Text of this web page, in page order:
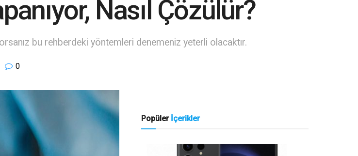
Nasıl Çözülür?
bu rehberdeki yöntemleri denemeniz yeterli olacaktır.
0
Popüler İçerikler